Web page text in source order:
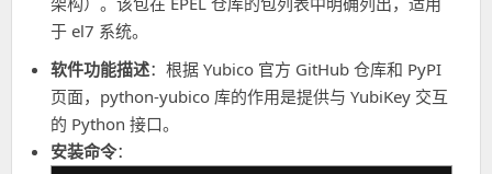
于 el7 系统。
软件功能描述：根据 Yubico 官方 GitHub 仓库和 PyPI
页面，python-yubico 库的作用是提供与 YubiKey 交互
的 Python 接口。
安装命令：